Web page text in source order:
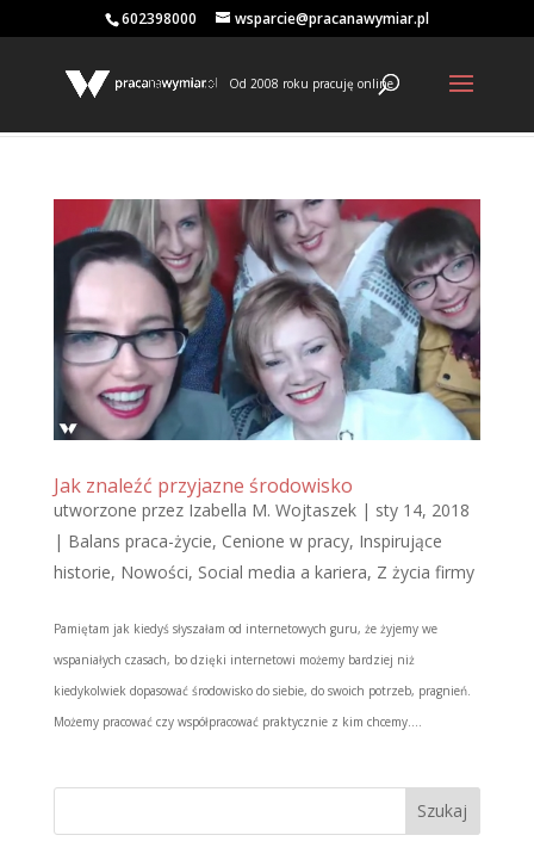
602398000 wsparcie@pracanawymiar.pl
Od 2008 roku pracuję online
Jak znaleźć przyjazne środowisko
utworzone przez Izabella M. Wojtaszek| sty 14, 2018
| Balans praca-życie, Cenione w pracy, Inspirujące
historie, Nowości, Social media a kariera, Z życia firmy
Pamiętam jak kiedyś słyszałam od internetowych guru, że żyjemy we
wspaniałych czasach, bo dzięki internetowi możemy bardziej niż
kiedykolwiek dopasować środowisko do siebie, do swoich potrzeb, pragnień.
Możemy pracować czy współpracować praktycznie z kim chcemy....